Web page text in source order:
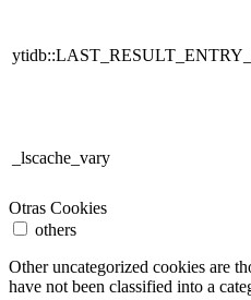
_lscache_vary
Otras Cookies
others
Other uncategorized cookies are
have not been classified into a